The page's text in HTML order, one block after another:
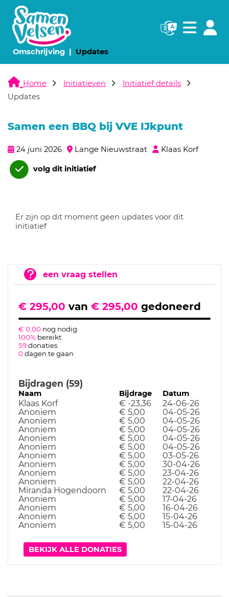
Omschrijving(huidige pagina)
Updates(huidige pagina)
Navigatie
Home Initiatieven
Initiatief details
Updates
Samen een BBQ bij VVE IJkpunt
24 juni 2026 Lange Nieuwstraat Klaas Korf
volg dit initiatief
Er zijn op dit moment geen updates voor dit
initiatief
een vraag stellen
€ 295,00 van € 295,00 gedoneerd
€ 0,00 nog nodig
100% bereikt
59donaties
0dagen te gaan
Bijdragen (59)
Naam Bijdrage Datum
Klaas Korf € -23,36
24-06-26
Anoniem
€ 5,00
04-05-26
Anoniem
€ 5,00
04-05-26
Anoniem
€ 5,00
04-05-26
Anoniem
€ 5,00
04-05-26
Anoniem
€ 5,00
04-05-26
Anoniem
€ 5,00
03-05-26
Anoniem
€ 5,00
30-04-26
Anoniem
€ 5,00
23-04-26
Anoniem
€ 5,00
22-04-26
Miranda Hogendoorn
€ 5,00
22-04-26
Anoniem
€ 5,00
17-04-26
Anoniem
€ 5,00
16-04-26
Anoniem
€ 5,00
15-04-26
Anoniem
€ 5,00 15-04-26
BEKIJK ALLE DONATIES